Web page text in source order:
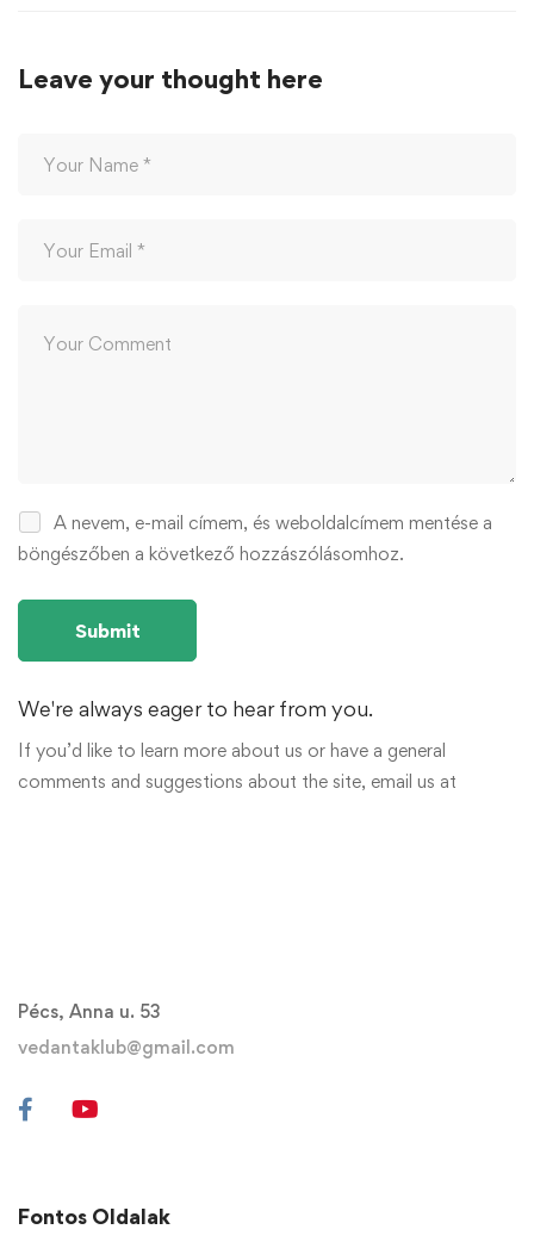
Leave your thought here
A nevem, e-mail címem, és weboldalcímem mentése a
böngészőben a következő hozzászólásomhoz.
We're always eager to hear from you.
If you’d like to learn more about us or have a general
comments and suggestions about the site, email us at
Pécs, Anna u. 53
vedantaklub@gmail.com
Fontos Oldalak